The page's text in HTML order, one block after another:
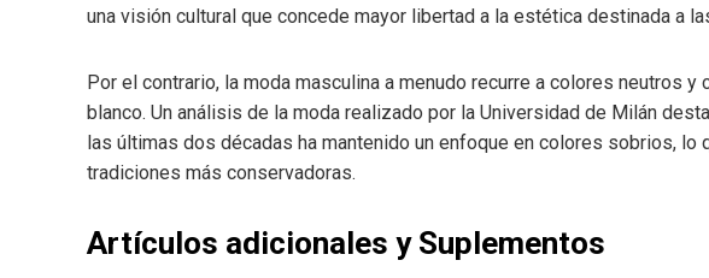
una visión cultural que concede mayor libertad a la estética destinada a
Por el contrario, la moda masculina a menudo recurre a colores neutros
blanco. Un análisis de la moda realizado por la Universidad de Milán
las últimas dos décadas ha mantenido un enfoque en colores sobrios, lo
tradiciones más conservadoras.
Artículos adicionales y Suplementos